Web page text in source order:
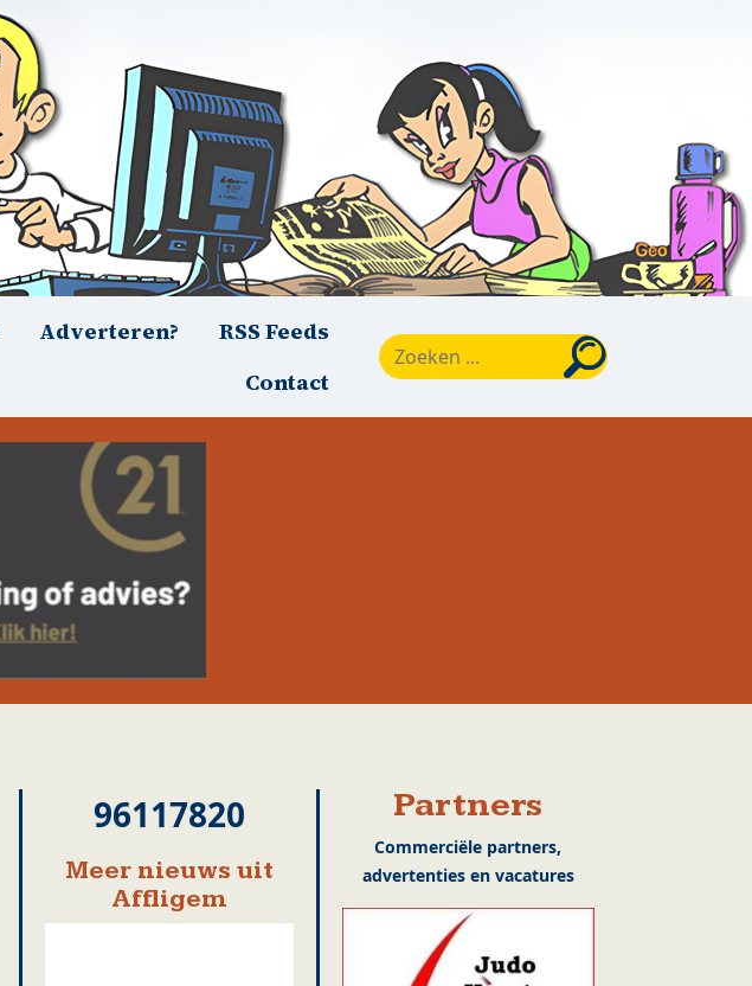
Adverteren?
RSS Feeds
Contact
96117820
Meer nieuws uit
Affligem
Partners
Commerciële partners,
advertenties en vacatures